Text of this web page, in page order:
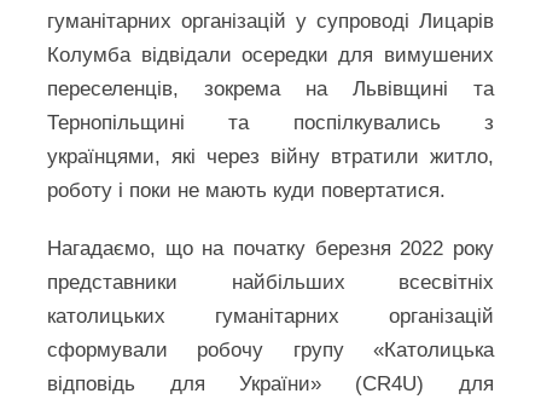
гуманітарних організацій у супроводі Лицарів
Колумба відвідали осередки для вимушених
переселенців, зокрема на Львівщині та
Тернопільщині та поспілкувались з
українцями, які через війну втратили житло,
роботу і поки не мають куди повертатися.
Нагадаємо, що на початку березня 2022 року
представники найбільших всесвітніх
католицьких гуманітарних організацій
сформували робочу групу «Католицька
відповідь для України» (CR4U) для